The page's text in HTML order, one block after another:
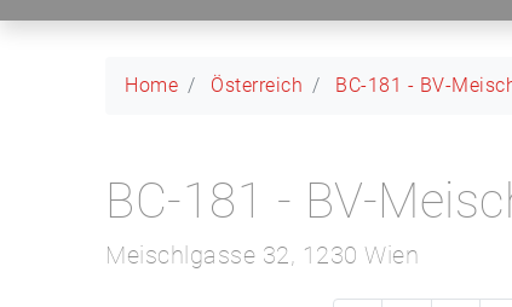
Home Österreich BC-181 - BV-
BC-181 - BV-
Meischlgasse 32, 1230 Wien